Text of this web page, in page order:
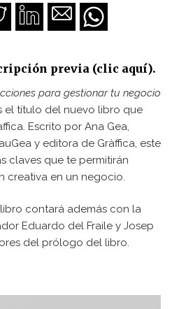
previa (clic aquí).
para gestionar tu negocio
el título del nuevo libro que
Escrito por Ana Gea,
y editora de Gràffica, este
claves que te permitirán
creativa en un negocio.
contará además con la
Eduardo del Fraile y Josep
del prólogo del libro.